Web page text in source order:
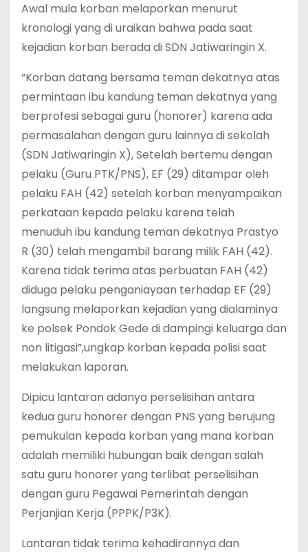
Awal mula korban melaporkan menurut
kronologi yang di uraikan bahwa pada saat
kejadian korban berada di SDN Jatiwaringin X.
“Korban datang bersama teman dekatnya atas
permintaan ibu kandung teman dekatnya yang
berprofesi sebagai guru (honorer) karena ada
permasalahan dengan guru lainnya di sekolah
(SDN Jatiwaringin X), Setelah bertemu dengan
pelaku (Guru PTK/PNS), EF (29) ditampar oleh
pelaku FAH (42) setelah korban menyampaikan
perkataan kepada pelaku karena telah
menuduh ibu kandung teman dekatnya Prastyo
R (30) telah mengambil barang milik FAH (42).
Karena tidak terima atas perbuatan FAH (42)
diduga pelaku penganiayaan terhadap EF (29)
langsung melaporkan kejadian yang dialaminya
ke polsek Pondok Gede di dampingi keluarga dan
non litigasi”,ungkap korban kepada polisi saat
melakukan laporan.
Dipicu lantaran adanya perselisihan antara
kedua guru honorer dengan PNS yang berujung
pemukulan kepada korban yang mana korban
adalah memiliki hubungan baik dengan salah
satu guru honorer yang terlibat perselisihan
dengan guru Pegawai Pemerintah dengan
Perjanjian Kerja (PPPK/P3K).
Lantaran tidak terima kehadirannya dan